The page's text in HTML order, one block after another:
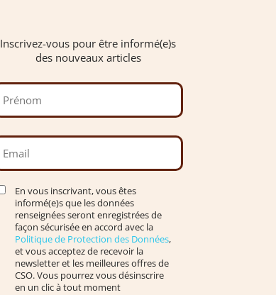
Inscrivez-vous pour être informé(e)s
des nouveaux articles
En vous inscrivant, vous êtes
informé(e)s que les données
renseignées seront enregistrées de
façon sécurisée en accord avec la
Politique de Protection des Données,
et vous acceptez de recevoir la
newsletter et les meilleures offres de
CSO. Vous pourrez vous désinscrire
en un clic à tout moment